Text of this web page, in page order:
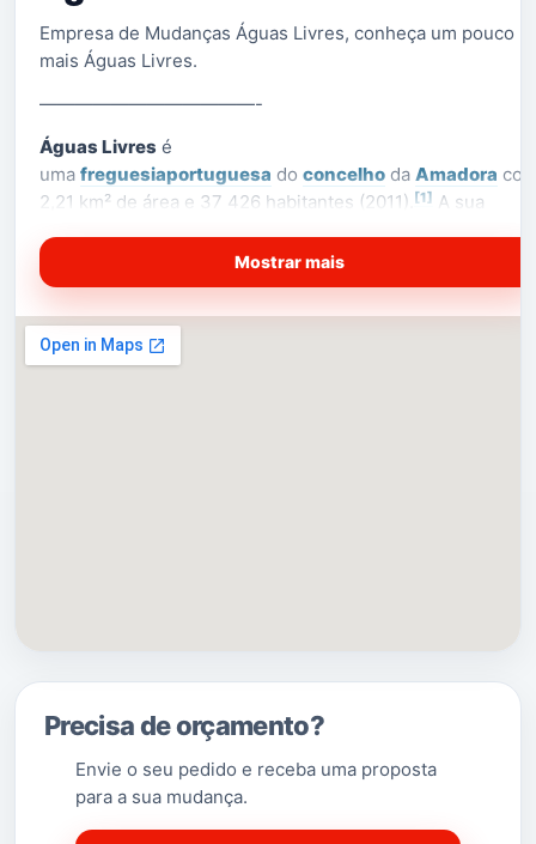
Empresa de Mudanças Águas Livres, conheça um pouco
mais Águas Livres.
————————————-
Águas Livres é
uma freguesiaportuguesa do concelho da Amadora
2,21 km² de área e 37 426 habitantes (2011). [1] A sua
Foi constituída em 2013, no âmbito de uma reforma
freguesia daDamaia
daReboleira e a parte Norte da antiga freguesia
Mostrar mais
Precisa de orçamento?
Envie o seu pedido e receba uma proposta
para a sua mudança.